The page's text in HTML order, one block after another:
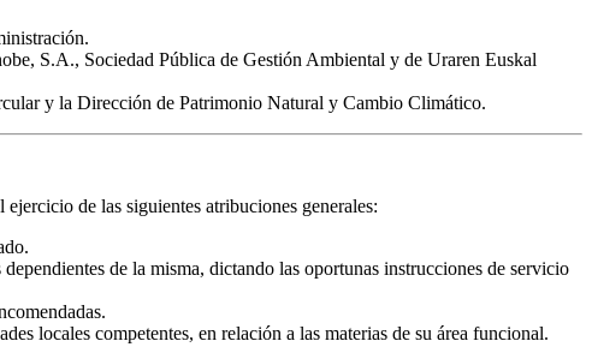
S.A., Sociedad Pública de Gestión Ambiental y de Uraren Euskal
y la Dirección de Patrimonio Natural y Cambio Climático.
de las siguientes atribuciones generales:
de la misma, dictando las oportunas instrucciones de servicio
locales competentes, en relación a las materias de su área funcional.